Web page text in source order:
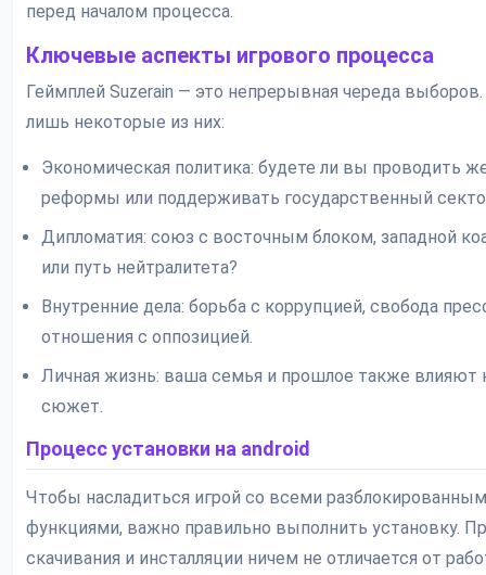
перед началом процесса.
Ключевые аспекты игрового процесса
Геймплей Suzerain — это непрерывная череда
лишь некоторые из них:
Экономическая политика: будете ли вы проводить
реформы или поддерживать государственный
Дипломатия: союз с восточным блоком, западной
или путь нейтралитета?
Внутренние дела: борьба с коррупцией, свобода
отношения с оппозицией.
Личная жизнь: ваша семья и прошлое также влияют
сюжет.
Процесс установки на android
Чтобы насладиться игрой со всеми
функциями, важно правильно выполнить установку.
скачивания и инсталляции ничем не отличается от